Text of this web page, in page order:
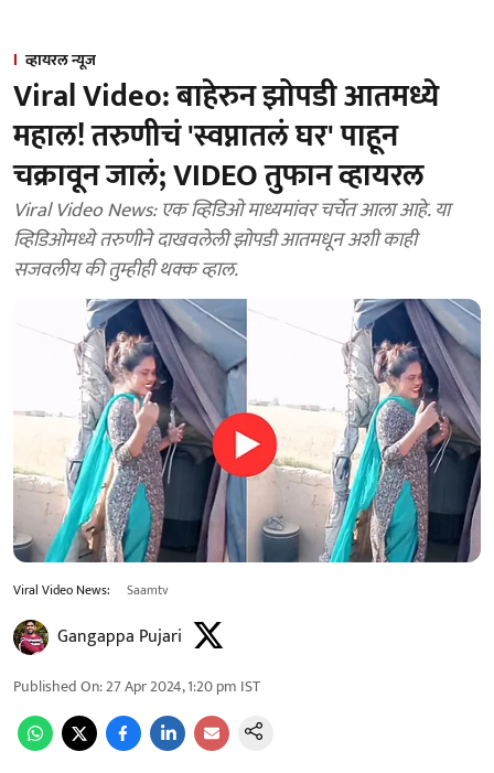
व्हायरल न्यूज
Viral Video: बाहेरुन झोपडी आतमध्ये
महाल! तरुणीचं 'स्वप्नातलं घर' पाहून
चक्रावून जालं; VIDEO तुफान व्हायरल
Viral Video News: एक व्हिडिओ माध्यमांवर चर्चेत आला आहे. या
व्हिडिओमध्ये तरुणीने दाखवलेली झोपडी आतमधून अशी काही
सजवलीय की तुम्हीही थक्क व्हाल.
Viral Video News: Saamtv
Gangappa Pujari
Published On:27 Apr 2024, 1:20 pm IST